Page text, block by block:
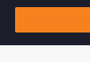
Comprender el
todos aquellos
dominicano, desde
índice representa no